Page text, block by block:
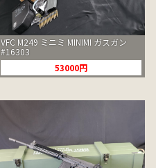
VFC M249 ミニミ MINIMI ガスガン
#16303
53000円